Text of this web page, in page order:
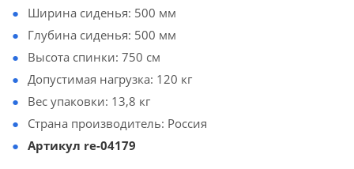
Ширина сиденья: 500 мм
Глубина сиденья: 500 мм
Высота спинки: 750 см
Допустимая нагрузка: 120 кг
Вес упаковки: 13,8 кг
Страна производитель: Россия
Артикул re-04179